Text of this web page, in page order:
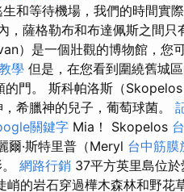
和等待機場，我們的時間實
，薩格勒布和布達佩斯之間只
）是一個壯觀的博物館，您
學 但是，在您看到圍繞舊城
門。 斯科帕洛斯（
希臘神的兒子，葡萄球菌。
關鍵字 Mia！ Skopelos
爾·斯特里普（Meryl 台中筋膜
網路行銷 37平方英里島位
峭的岩石穿過樺木森林和野